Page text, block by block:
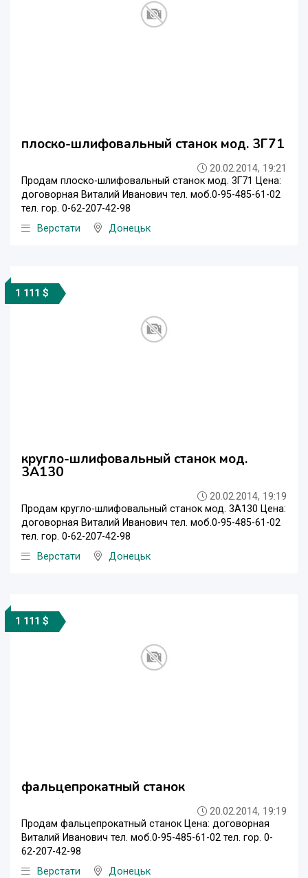
плоско-шлифовальный станок мод. 3Г71
20.02.2014, 19:21
Продам плоско-шлифовальный станок мод. 3Г71 Цена:
договорная Виталий Иванович тел. моб.0-95-485-61-02
тел. гор. 0-62-207-42-98
Верстати
Донецьк
1 111 $
кругло-шлифовальный станок мод.
3А130
20.02.2014, 19:19
Продам кругло-шлифовальный станок мод. 3А130 Цена:
договорная Виталий Иванович тел. моб.0-95-485-61-02
тел. гор. 0-62-207-42-98
Верстати
Донецьк
1 111 $
фальцепрокатный станок
20.02.2014, 19:19
Продам фальцепрокатный станок Цена: договорная
Виталий Иванович тел. моб.0-95-485-61-02 тел. гор. 0-
62-207-42-98
Верстати
Донецьк